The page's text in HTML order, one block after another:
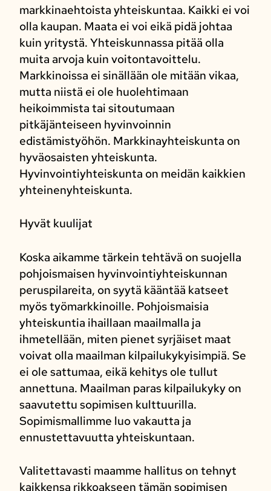
markkinaehtoista yhteiskuntaa. Kaikki ei voi
olla kaupan. Maata ei voi eikä pidä johtaa
kuin yritystä. Yhteiskunnassa pitää olla
muita arvoja kuin voitontavoittelu.
Markkinoissa ei sinällään ole mitään vikaa,
mutta niistä ei ole huolehtimaan
heikoimmista tai sitoutumaan
pitkäjänteiseen hyvinvoinnin
edistämistyöhön. Markkinayhteiskunta on
hyväosaisten yhteiskunta.
Hyvinvointiyhteiskunta on meidän kaikkien
yhteinenyhteiskunta.
Hyvät kuulijat
Koska aikamme tärkein tehtävä on suojella
pohjoismaisen hyvinvointiyhteiskunnan
peruspilareita, on syytä kääntää katseet
myös työmarkkinoille. Pohjoismaisia
yhteiskuntia ihaillaan maailmalla ja
ihmetellään, miten pienet syrjäiset maat
voivat olla maailman kilpailukykyisimpiä. Se
ei ole sattumaa, eikä kehitys ole tullut
annettuna. Maailman paras kilpailukyky on
saavutettu sopimisen kulttuurilla.
Sopimismallimme luo vakautta ja
ennustettavuutta yhteiskuntaan.
Valitettavasti maamme hallitus on tehnyt
kaikkensa rikkoakseen tämän sopimisen